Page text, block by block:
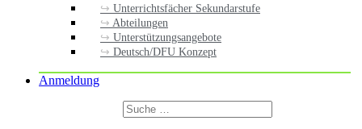
Unterrichtsfächer Sekundarstufe
Abteilungen
Unterstützungsangebote
Deutsch/DFU Konzept
Anmeldung
Suchen
nach: